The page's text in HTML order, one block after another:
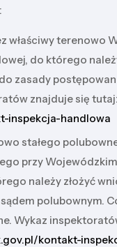
właściwy terenowo
do którego
zasady
znajduje się
inspekcja-handlowa
stałego
przy
należy złożyć
polubownym.
Wykaz
kontakt-